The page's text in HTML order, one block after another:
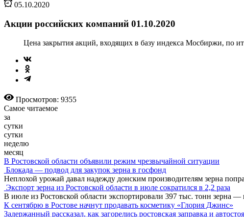
05.10.2020
Акции российских компаний 01.10.2020
Цена закрытия акций, входящих в базу индекса Мосбиржи, по
Просмотров: 9355
Самое читаемое
за
сутки
сутки
неделю
месяц
В Ростовской области объявили режим чрезвычайной ситуации
Блокада — подвод для закупок зерна в госфонд
Неплохой урожай давал надежду донским производителям зерна
Экспорт зерна из Ростовской области в июле сократился в 2,2 раза
В июле из Ростовской области экспортировали 397 тыс. тонн зерна
К сентябрю в Ростове начнут продавать косметику «Глория Джинс»
Задержанный рассказал, как загорелись ростовская заправка и